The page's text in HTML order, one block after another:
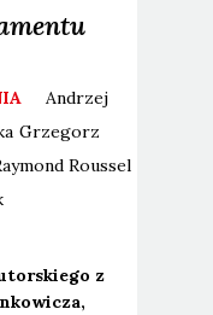
Andrzej
Grzegorz
Roussel
z